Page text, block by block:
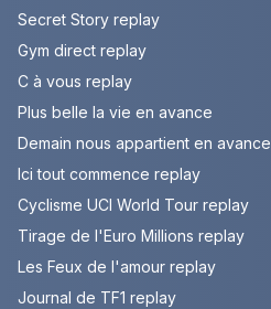
Secret Story replay
Gym direct replay
C à vous replay
Plus belle la vie en avance
Demain nous appartient en avance
Ici tout commence replay
Cyclisme UCI World Tour replay
Tirage de l'Euro Millions replay
Les Feux de l'amour replay
Journal de TF1 replay